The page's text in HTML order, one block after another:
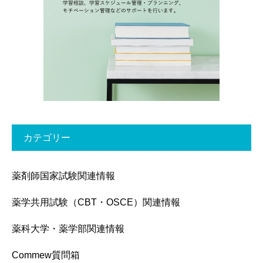
カテゴリー
薬剤師国家試験関連情報
薬学共用試験（CBT・OSCE）関連情報
薬科大学・薬学部関連情報
Commew質問箱